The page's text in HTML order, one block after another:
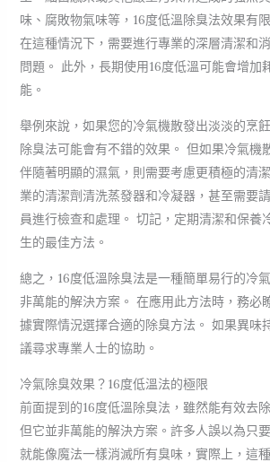
味、腐敗物氣味等，16度低溫除臭法效果有
在這種情況下，需要進行專業的深層清潔和
問題。 此外，長期使用16度低溫可能會增加
能。
舉例來說，如果您的冷氣機散發出淡淡的烹
除臭法可能會有不錯的效果。 但如果冷氣機
伴隨著明顯的濕氣，則需要考慮更積極的清
業的清潔劑清洗蒸發器和冷凝器，甚至需要
員進行檢查和處理。 切記，定期清潔和保養
生的最佳方法。
總之，16度低溫除臭法是一種簡單易行的冷
非萬能的解決方案。 在應用此方法時，務必
據實際情況選擇合適的除臭方法。 如果異味
議尋求專業人士的協助。
冷氣除臭效果？16度低溫法的極限
前面提到的16度低溫除臭法，雖然能有效去
但它並非萬能的解決方案。許多人誤以為只
就能像魔法一樣消滅所有臭味，實際上，這